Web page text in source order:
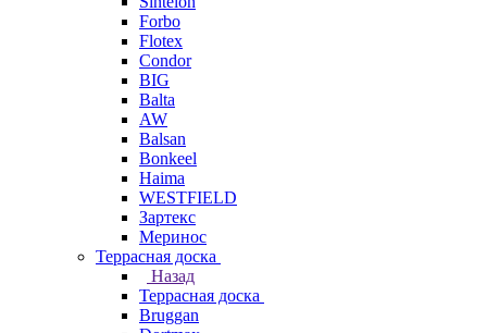
Forbo
Flotex
Condor
BIG
Balta
AW
Balsan
Bonkeel
Haima
WESTFIELD
Зартекс
Меринос
Террасная доска
Назад
Террасная доска
Bruggan